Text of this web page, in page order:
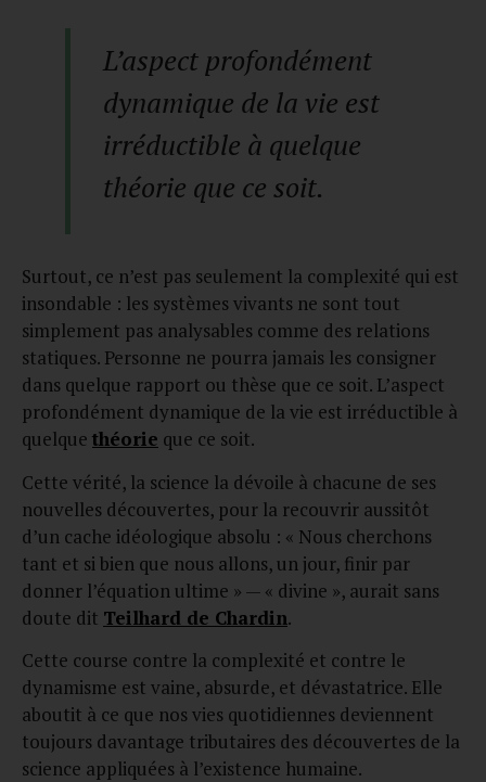
L’aspect profondément
dynamique de la vie est
irréductible à quelque
théorie que ce soit.
Surtout, ce n’est pas seulement la complexité qui est
insondable : les systèmes vivants ne sont tout
simplement pas analysables comme des relations
statiques. Personne ne pourra jamais les consigner
dans quelque rapport ou thèse que ce soit. L’aspect
profondément dynamique de la vie est irréductible à
quelque théorie que ce soit.
Cette vérité, la science la dévoile à chacune de ses
nouvelles découvertes, pour la recouvrir aussitôt
d’un cache idéologique absolu : « Nous cherchons
tant et si bien que nous allons, un jour, finir par
donner l’équation ultime » — « divine », aurait sans
doute dit Teilhard de Chardin.
Cette course contre la complexité et contre le
dynamisme est vaine, absurde, et dévastatrice. Elle
aboutit à ce que nos vies quotidiennes deviennent
toujours davantage tributaires des découvertes de la
science appliquées à l’existence humaine.